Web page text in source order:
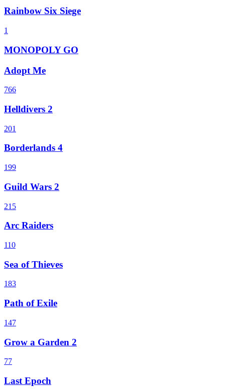
Rainbow Six Siege
1
MONOPOLY GO
Adopt Me
766
Helldivers 2
201
Borderlands 4
199
Guild Wars 2
215
Arc Raiders
110
Sea of Thieves
183
Path of Exile
147
Grow a Garden 2
77
Last Epoch